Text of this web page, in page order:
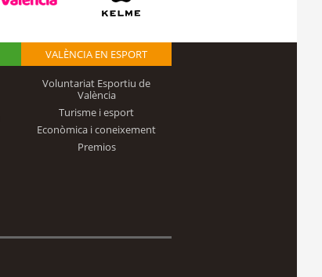
VALÈNCIA EN ESPORT
Voluntariat Esportiu de
València
Turisme i esport
Econòmica i coneixement
Premios